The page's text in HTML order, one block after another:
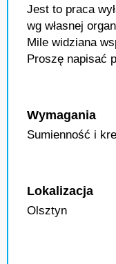
Jest to praca
wg własnej
Mile widziana
Proszę napisać
Wymagania
Sumienność i
Lokalizacja
Olsztyn